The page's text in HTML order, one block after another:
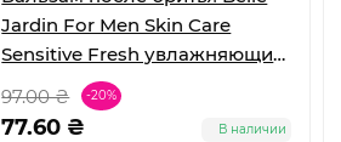
Jardin For Men Skin Care
Sensitive Fresh увлажняющий
для сухой кожи 200 мл
97.00 ₴ -20%
77.60 ₴ В наличии